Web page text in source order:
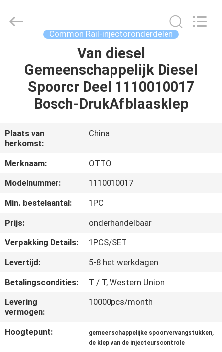
PRODUCTEN
ONS
FABRIEKSTOUR
KWALITEITSCONTROLE
NEEM
CONTACT
MET
ONS
OP
NIEUWS
AUTO
PARTS
Common Rail-injectoronderdelen
Van diesel
Gemeenschappelijk Diesel
Spoorcr Deel 1110010017
Bosch-DrukAfblaasklep
Plaats van
herkomst:
China
Merknaam:
OTTO
Modelnummer:
1110010017
Min. bestelaantal:
1PC
Prijs:
onderhandelbaar
Verpakking Details:
1PCS/SET
Levertijd:
5-8 het werkdagen
Betalingscondities:
T / T, Western Union
Levering
vermogen:
10000pcs/month
Hoogtepunt: gemeenschappelijke spoorvervangstukken,
de klep van de injecteurscontrole